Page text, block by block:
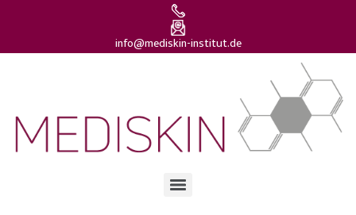
info@mediskin-institut.de